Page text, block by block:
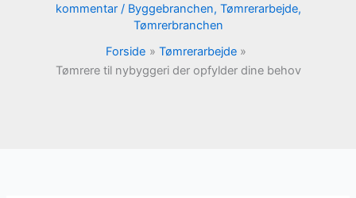
kommentar / Byggebranchen, Tømrerarbejde,
Tømrerbranchen
Forside
Tømrerarbejde
Tømrere til nybyggeri der opfylder dine behov